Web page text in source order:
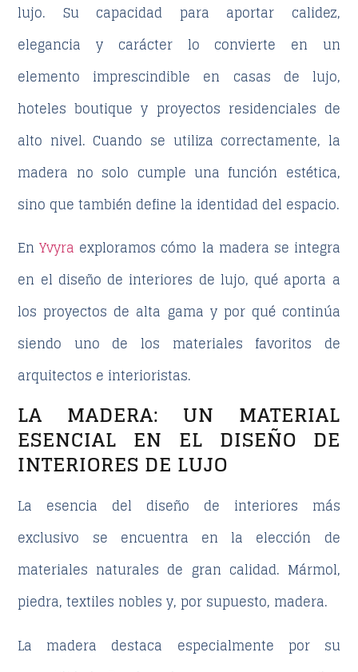
lujo. Su capacidad para aportar calidez,
elegancia y carácter lo convierte en un
elemento imprescindible en casas de lujo,
hoteles boutique y proyectos residenciales de
alto nivel. Cuando se utiliza correctamente, la
madera no solo cumple una función estética,
sino que también define la identidad del espacio.
EnYvyra exploramos cómo la madera se integra
en el diseño de interiores de lujo, qué aporta a
los proyectos de alta gama y por qué continúa
siendo uno de los materiales favoritos de
arquitectos e interioristas.
LA MADERA: UN MATERIAL
ESENCIAL EN EL DISEÑO DE
INTERIORES DE LUJO
La esencia del diseño de interiores más
exclusivo se encuentra en la elección de
materiales naturales de gran calidad. Mármol,
piedra, textiles nobles y, por supuesto, madera.
La madera destaca especialmente por su